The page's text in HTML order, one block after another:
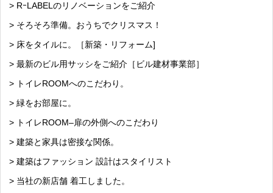
> RｰLABELのリノベーションをご紹介
> そろそろ準備。おうちでクリスマス！
> 床をタイルに。［新築・リフォーム]
> 最新のビル用サッシをご紹介［ビル建材事業部］
> トイレROOMへのこだわり。
> 緑をお部屋に。
> トイレROOM–扉の外側へのこだわり
> 建築と家具は密接な関係。
> 建築はファッション 設計はスタイリスト
> 当社の新店舗 着工しました。